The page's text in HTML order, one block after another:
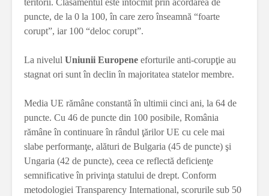
teritorii. Clasamentul este întocmit prin acordarea de
puncte, de la 0 la 100, în care zero înseamnă “foarte
corupt”, iar 100 “deloc corupt”.
La nivelul Uniunii Europene eforturile anti-corupţie au
stagnat ori sunt în declin în majoritatea statelor membre.
Media UE rămâne constantă în ultimii cinci ani, la 64 de
puncte. Cu 46 de puncte din 100 posibile, România
rămâne în continuare în rândul ţărilor UE cu cele mai
slabe performanţe, alături de Bulgaria (45 de puncte) şi
Ungaria (42 de puncte), ceea ce reflectă deficienţe
semnificative în privinţa statului de drept. Conform
metodologiei Transparency International, scorurile sub 50